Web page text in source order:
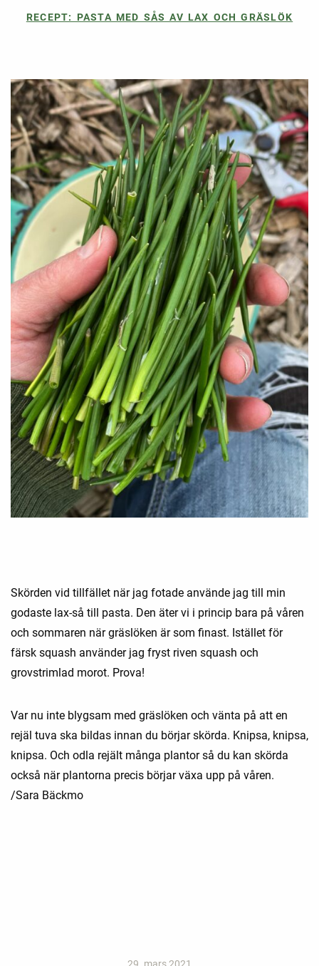
RECEPT: PASTA MED SÅS AV LAX OCH GRÄSLÖK
Skörden vid tillfället när jag fotade använde jag till min
godaste lax-så till pasta. Den äter vi i princip bara på våren
och sommaren när gräslöken är som finast. Istället för
färsk squash använder jag fryst riven squash och
grovstrimlad morot. Prova!
Var nu inte blygsam med gräslöken och vänta på att en
rejäl tuva ska bildas innan du börjar skörda. Knipsa, knipsa,
knipsa. Och odla rejält många plantor så du kan skörda
också när plantorna precis börjar växa upp på våren.
/Sara Bäckmo